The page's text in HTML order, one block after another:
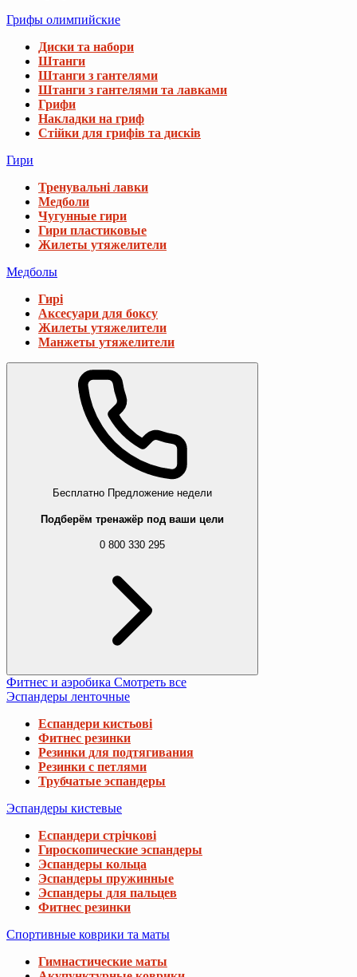
Грифы олимпийские
Диски та набори
Штанги
Штанги з гантелями
Штанги з гантелями та лавками
Грифи
Накладки на гриф
Стійки для грифів та дисків
Гири
Тренувальні лавки
Медболи
Чугунные гири
Гири пластиковые
Жилеты утяжелители
Медболы
Гирі
Аксесуари для боксу
Жилеты утяжелители
Манжеты утяжелители
Бесплатно Предложение недели
Подберём тренажёр под ваши цели
0 800 330 295
Фитнес и аэробика Смотреть все
Эспандеры ленточные
Еспандери кистьові
Фитнес резинки
Резинки для подтягивания
Резинки с петлями
Трубчатые эспандеры
Эспандеры кистевые
Еспандери стрічкові
Гироскопические эспандеры
Эспандеры кольца
Эспандеры пружинные
Эспандеры для пальцев
Фитнес резинки
Спортивные коврики та маты
Гимнастические маты